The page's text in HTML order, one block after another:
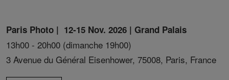
Paris Photo | 12-15 Nov. 2026 | Grand Palais
13h00 - 20h00 (dimanche 19h00)
3 Avenue du Général Eisenhower, 75008, Paris, France